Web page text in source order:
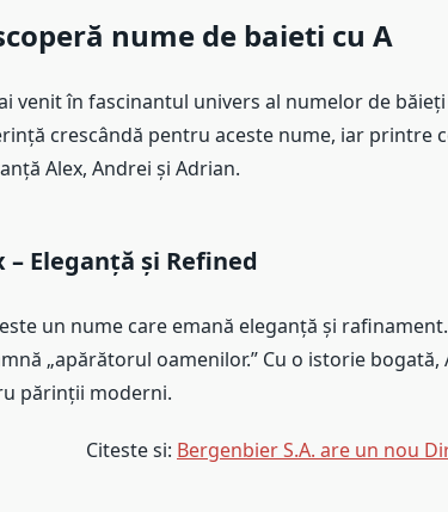
nume de baieti cu A
venit în fascinantul univers al numelor de
crescândă pentru aceste nume, iar printre
Alex, Andrei și Adrian.
– Eleganță și Refined
un nume care emană eleganță și
„apărătorul oamenilor.” Cu o istorie
părinții moderni.
Citeste si: Bergenbier S.A. are un nou